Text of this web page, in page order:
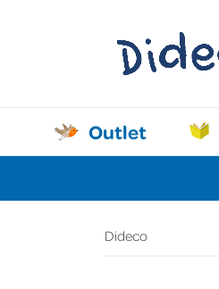
Outlet
Dideco